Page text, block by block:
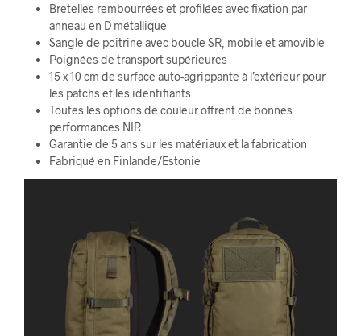
Bretelles rembourrées et profilées avec fixation par
anneau en D métallique
Sangle de poitrine avec boucle SR, mobile et amovible
Poignées de transport supérieures
15 x 10 cm de surface auto-agrippante à l’extérieur pour
les patchs et les identifiants
Toutes les options de couleur offrent de bonnes
performances NIR
Garantie de 5 ans sur les matériaux et la fabrication
Fabriqué en Finlande/Estonie